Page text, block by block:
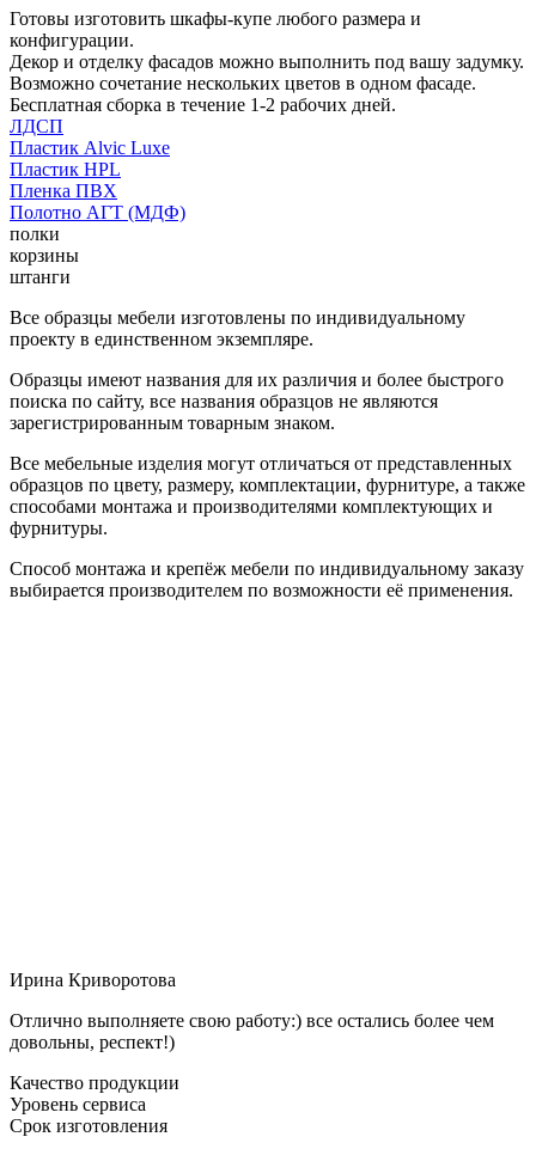
Готовы изготовить шкафы-купе любого размера и
конфигурации.
Декор и отделку фасадов можно выполнить под вашу задумку.
Возможно сочетание нескольких цветов в одном фасаде.
Бесплатная сборка в течение 1-2 рабочих дней.
ЛДСП
Пластик Alvic Luxe
Пластик HPL
Пленка ПВХ
Полотно АГТ (МДФ)
полки
корзины
штанги
Все образцы мебели изготовлены по индивидуальному
проекту в единственном экземпляре.
Образцы имеют названия для их различия и более быстрого
поиска по сайту, все названия образцов не являются
зарегистрированным товарным знаком.
Все мебельные изделия могут отличаться от представленных
образцов по цвету, размеру, комплектации, фурнитуре, а также
способами монтажа и производителями комплектующих и
фурнитуры.
Способ монтажа и крепёж мебели по индивидуальному заказу
выбирается производителем по возможности её применения.
Ирина Криворотова
Отлично выполняете свою работу:) все остались более чем
довольны, респект!)
Качество продукции
Уровень сервиса
Срок изготовления